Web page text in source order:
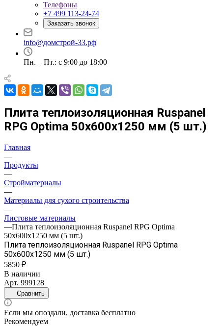
Телефоны
+7 499 113-24-74
Заказать звонок
info@домстрой-33.рф
Пн. – Пт.: с 9:00 до 18:00
Плита теплоизоляционная Ruspanel
RPG Optima 50х600х1250 мм (5 шт.)
Главная
—
Продукты
—
Стройматериалы
—
Материалы для сухого строительства
—
Листовые материалы
—Плита теплоизоляционная Ruspanel RPG Optima
50х600х1250 мм (5 шт.)
Плита теплоизоляционная Ruspanel RPG Optima
50х600х1250 мм (5 шт.)
5850 ₽
В наличии
Арт. 999128
Сравнить
Если мы опоздали, доставка бесплатно
Рекомендуем